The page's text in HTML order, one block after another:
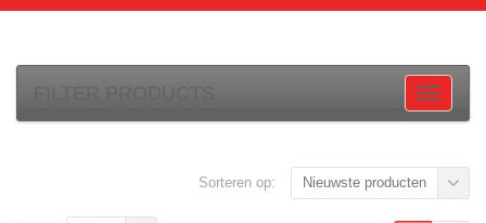
Sorteren op: Nieuwste producten